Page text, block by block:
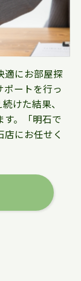
適にお部屋探
ポートを行っ
けた結果、
す。「明石で
にお任せく